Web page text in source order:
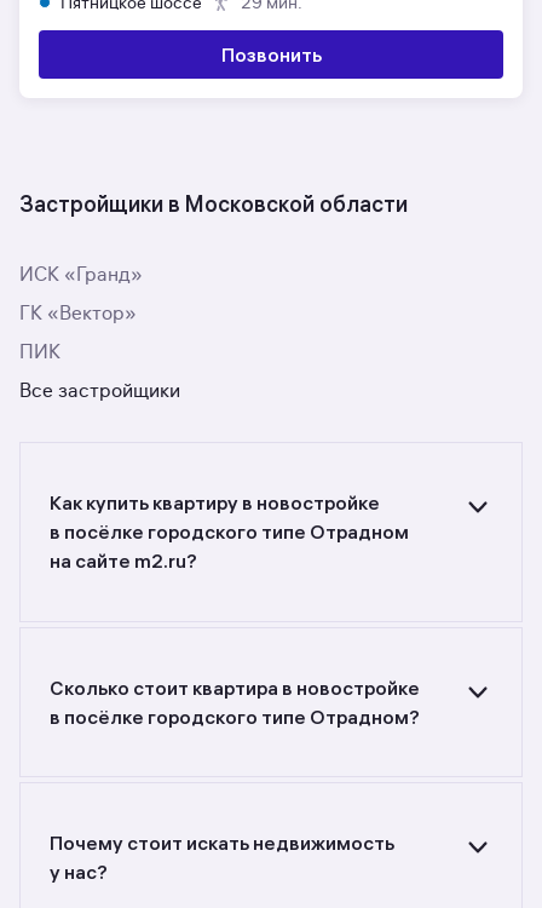
Позвонить
Застройщики в Московской области
ИСК «Гранд»
ГК «Вектор»
ПИК
Все застройщики
Как купить квартиру в новостройке
в посёлке городского типе Отрадном
на сайте m2.ru?
Воспользуйтесь фильтрами или поиском
в разделе.
Сколько стоит квартира в новостройке
в посёлке городского типе Отрадном?
до кв. м., цена квадратного метра — от
до руб.
Почему стоит искать недвижимость
у нас?